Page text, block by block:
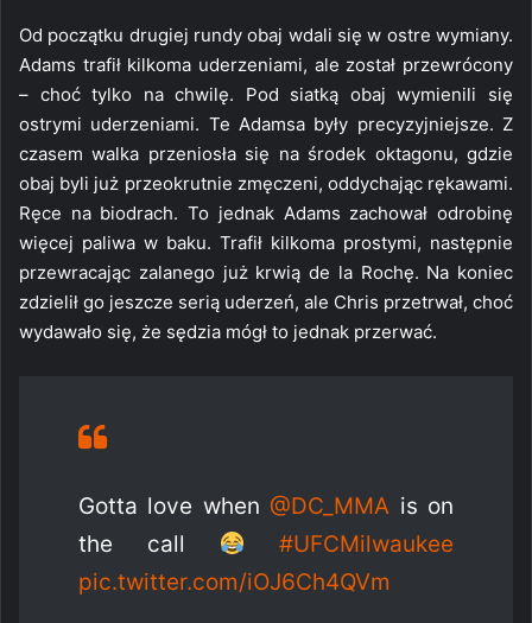
Od początku drugiej rundy obaj wdali się w ostre wymiany.
Adams trafił kilkoma uderzeniami, ale został przewrócony
– choć tylko na chwilę. Pod siatką obaj wymienili się
ostrymi uderzeniami. Te Adamsa były precyzyjniejsze. Z
czasem walka przeniosła się na środek oktagonu, gdzie
obaj byli już przeokrutnie zmęczeni, oddychając rękawami.
Ręce na biodrach. To jednak Adams zachował odrobinę
więcej paliwa w baku. Trafił kilkoma prostymi, następnie
przewracając zalanego już krwią de la Rochę. Na koniec
zdzielił go jeszcze serią uderzeń, ale Chris przetrwał, choć
wydawało się, że sędzia mógł to jednak przerwać.
Gotta love when @DC_MMA is on
the call
#UFCMilwaukee
pic.twitter.com/iOJ6Ch4QVm